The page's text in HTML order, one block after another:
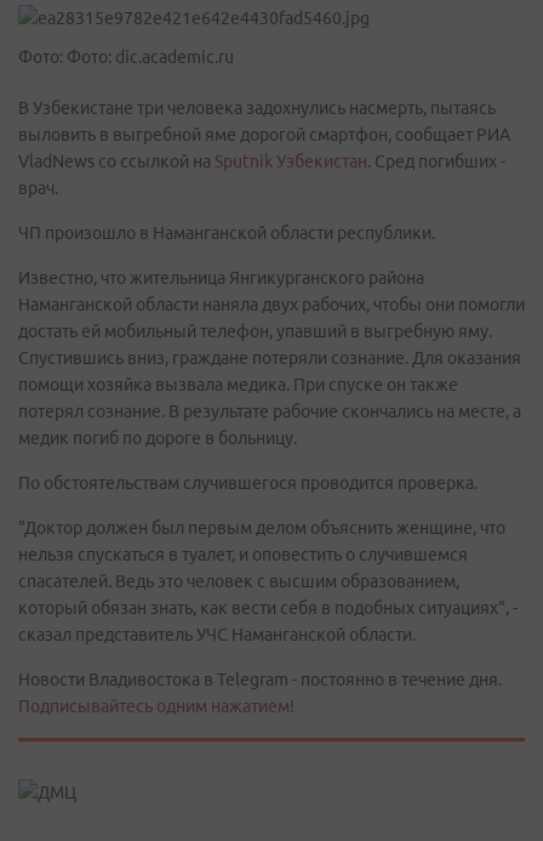
Фото: Фото: dic.academic.ru
В Узбекистане три человека задохнулись насмерть, пытаясь
выловить в выгребной яме дорогой смартфон, сообщает РИА
VladNews со ссылкой на Sputnik Узбекистан. Сред погибших -
врач.
ЧП произошло в Наманганской области республики.
Известно, что жительница Янгикурганского района
Наманганской области наняла двух рабочих, чтобы они помогли
достать ей мобильный телефон, упавший в выгребную яму.
Спустившись вниз, граждане потеряли сознание. Для оказания
помощи хозяйка вызвала медика. При спуске он также
потерял сознание. В результате рабочие скончались на месте, а
медик погиб по дороге в больницу.
По обстоятельствам случившегося проводится проверка.
"Доктор должен был первым делом объяснить женщине, что
нельзя спускаться в туалет, и оповестить о случившемся
спасателей. Ведь это человек с высшим образованием,
который обязан знать, как вести себя в подобных ситуациях", -
сказал представитель УЧС Наманганской области.
Новости Владивостока в Telegram - постоянно в течение дня.
Подписывайтесь одним нажатием!